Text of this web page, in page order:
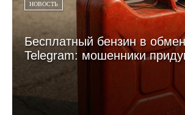
НОВОСТЬ
Бесплатный бензин в
Telegram: мошенники